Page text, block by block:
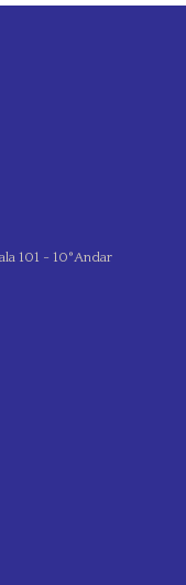
101 - 10°Andar